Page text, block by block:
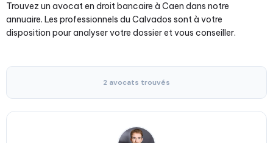
Trouvez un avocat en droit bancaire à Caen dans notre
annuaire. Les professionnels du Calvados sont à votre
disposition pour analyser votre dossier et vous conseiller.
2 avocats trouvés